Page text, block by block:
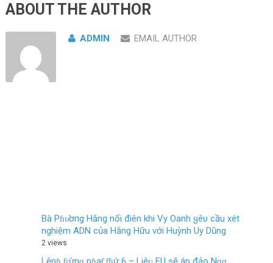
ABOUT THE AUTHOR
ADMIN EMAIL AUTHOR
Bà Pɦυ̛ơпg Hằng nổi điên khi Vy Oanh ყêυ cầu xét
nghiệm ADN của Hằng Hữu với Huỳnh Uy Dũng
2 views